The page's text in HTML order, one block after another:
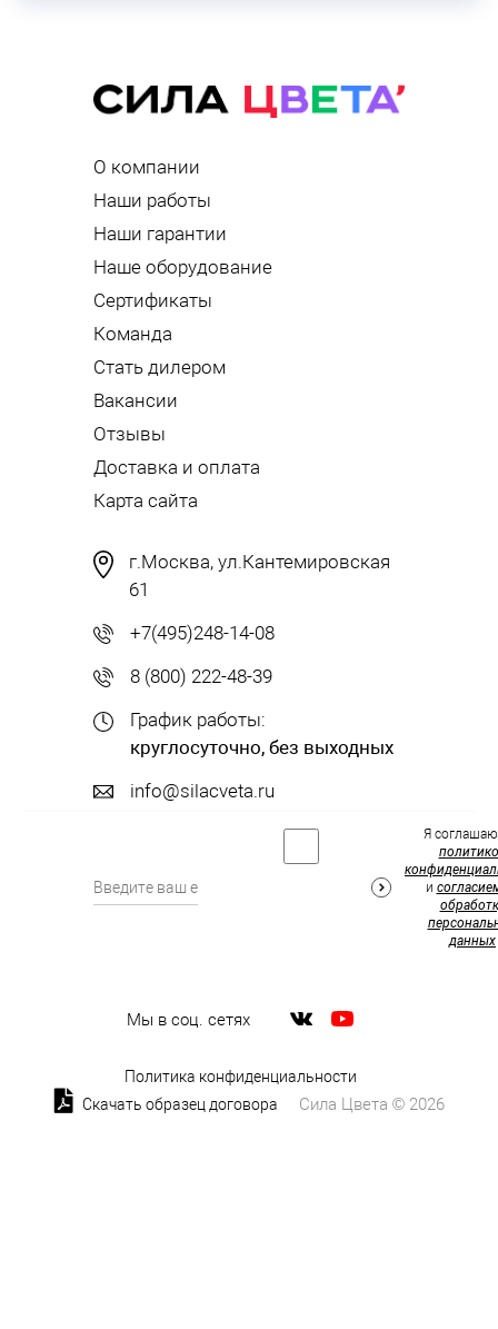
О компании
Наши работы
Наши гарантии
Наше оборудование
Сертификаты
Команда
Стать дилером
Вакансии
Отзывы
Доставка и оплата
Карта сайта
г.Москва, ул.Кантемировская
61
+7(495)248-14-08
8 (800) 222-48-39
График работы:
круглосуточно, без выходных
info@silacveta.ru
Мы в соц. сетях
Я
и
данных
Политика конфиденциальности
Скачать образец договора
Сила Цвета © 2026